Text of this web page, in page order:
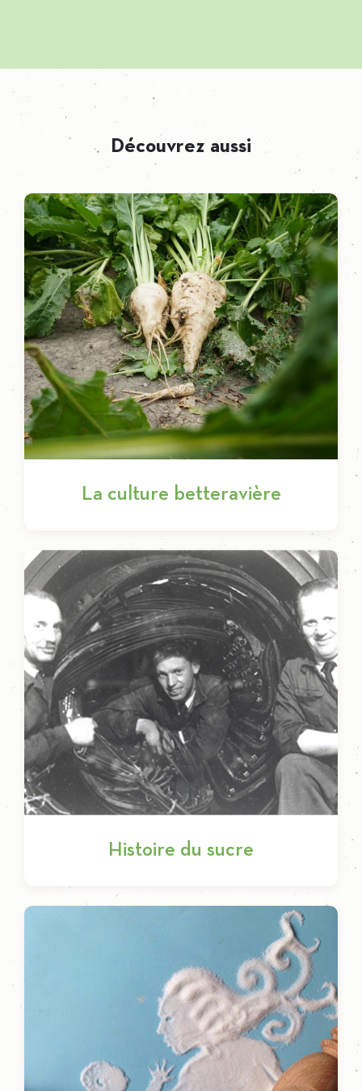
Découvrez aussi
La culture betteravière
Histoire du sucre